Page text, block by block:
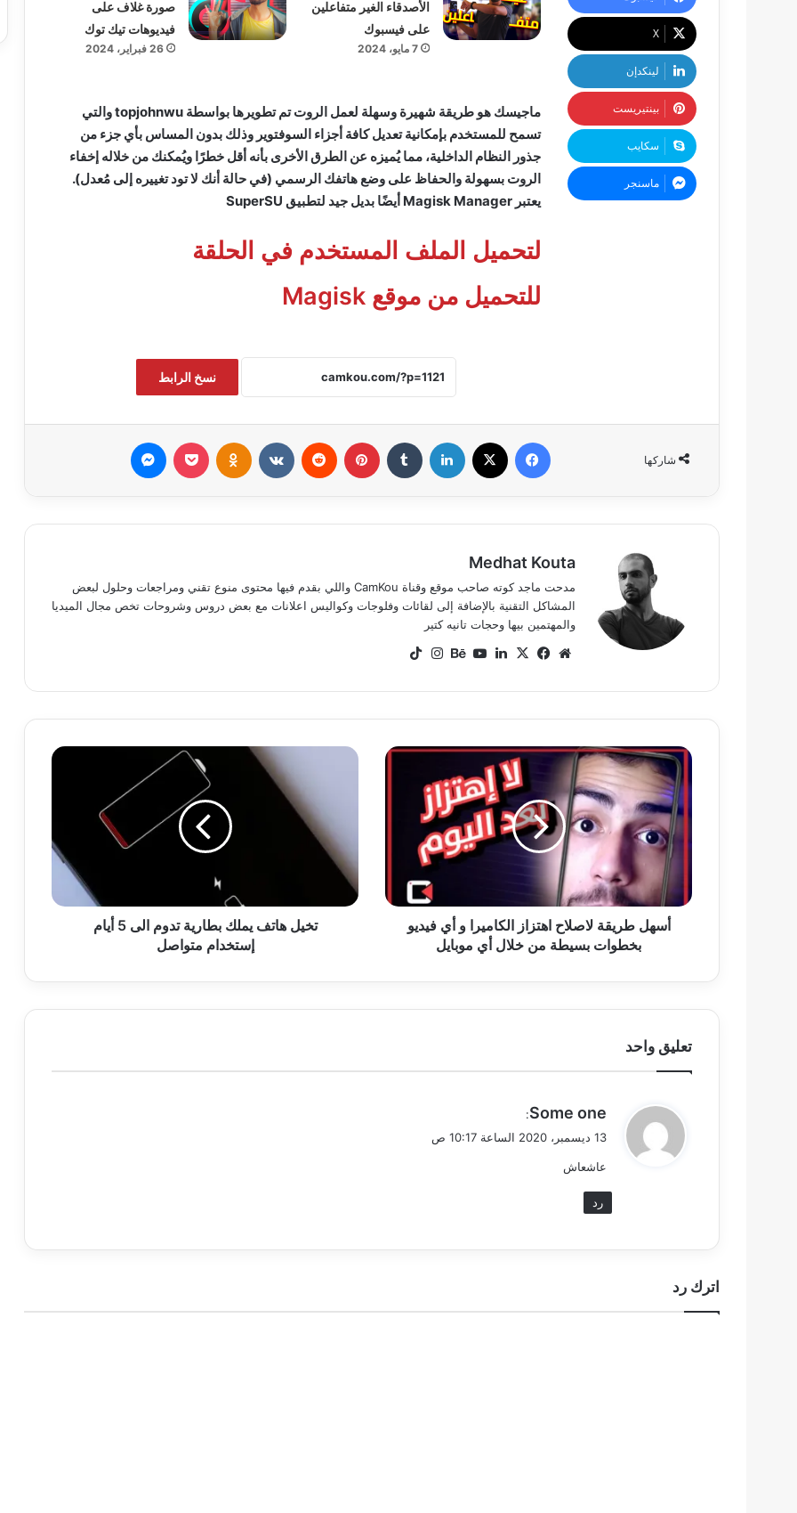
الأصدقاء الغير متفاعلين
على فيسبوك
7 مايو، 2024
صورة غلاف على
فيديوهات تيك توك
26 فبراير، 2024
ماجيسك هو طريقة شهيرة وسهلة لعمل الروت تم تطويرها بواسطة topjohnwu والتي
تسمح للمستخدم بإمكانية تعديل كافة أجزاء السوفتوير وذلك بدون المساس بأي جزء من
جذور النظام الداخلية، مما يُميزه عن الطرق الأخرى بأنه أقل خطرًا ويُمكنك من خلاله إخفاء
الروت بسهولة والحفاظ على وضع هاتفك الرسمي (في حالة أنك لا تود تغييره إلى مُعدل).
يعتبر Magisk Manager أيضًا بديل جيد لتطبيق SuperSU
لتحميل الملف المستخدم في الحلقة
للتحميل من موقع Magisk
نسخ الرابط
‫X
لينكدإن
بينتيريست
سكايب
ماسنجر
شاركها
فيسبوك لينكدإن بينتيريست Odnoklassniki
‫Pocket
Medhat Kouta
مدحت ماجد كوته صاحب موقع وقناة CamKou واللي بقدم فيها محتوى منوع تقني ومراجعات وحلول لبعض
المشاكل التقنية بالإضافة إلى لقائات وفلوجات وكواليس اعلانات مع بعض دروس وشروحات تخص مجال الميديا
والمهتمين بيها وحجات تانيه كتير
موقعفيسبوك
‫X لينكدإن‫YouTube
بيهانسانستقرام
أسهل
طريقة
لاصلاح
اهتزاز
الكاميرا
و
بخطوات
بسيطة
أي
أسهل طريقة لاصلاح اهتزاز الكاميرا و أي فيديو
بخطوات بسيطة من خلال أي موبايل
تخيل
5
أيام
إستخدام
تخيل هاتف يملك بطارية تدوم الى 5 أيام
إستخدام متواصل
تعليق واحد
ي
ل
Some one
:
13 ديسمبر، 2020 الساعة 10:17 ص
عاشعاش
رد
اترك رد